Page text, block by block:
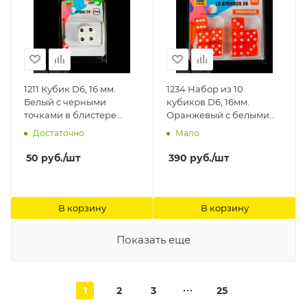
1211 Кубик D6, 16 мм.
Белый с черными
точками в блистере
Звезда
Достаточно
50 руб./шт
В корзину
1234 Набор из 10
кубиков D6, 16мм.
Оранжевый с белыми
точками в блистере
Мало
390 руб./шт
В корзину
Показать еще
1 2 3 25